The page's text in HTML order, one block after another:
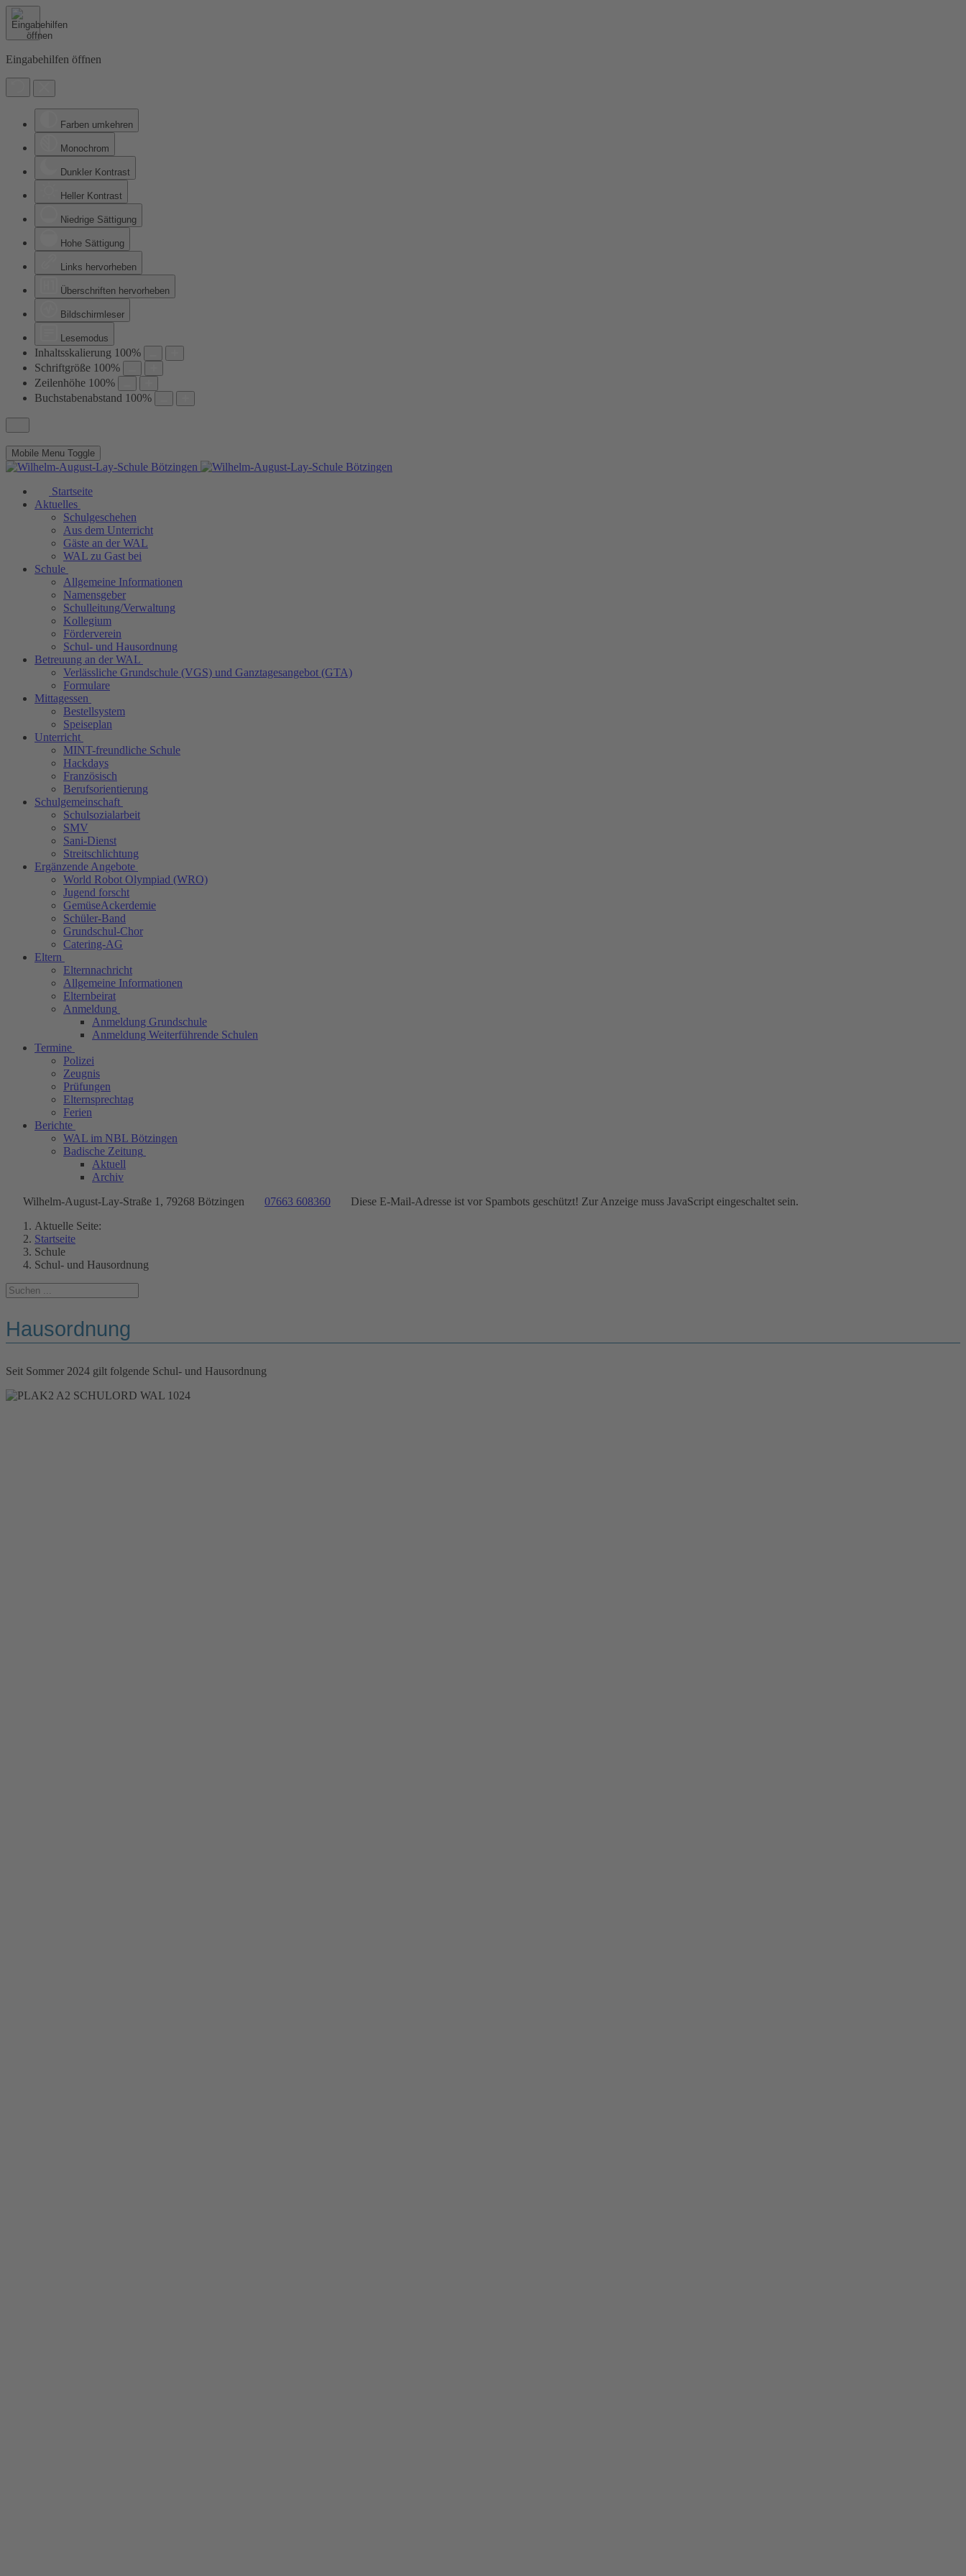
Eingabehilfen öffnen
Farben umkehren
Monochrom
Dunkler Kontrast
Heller Kontrast
Niedrige Sättigung
Hohe Sättigung
Links hervorheben
Überschriften hervorheben
Bildschirmleser
Lesemodus
Inhaltsskalierung 100%
Schriftgröße 100%
Zeilenhöhe 100%
Buchstabenabstand 100%
Mobile Menu Toggle
Startseite
Aktuelles
Schulgeschehen
Aus dem Unterricht
Gäste an der WAL
WAL zu Gast bei
Schule
Allgemeine Informationen
Namensgeber
Schulleitung/Verwaltung
Kollegium
Förderverein
Schul- und Hausordnung
Betreuung an der WAL
Verlässliche Grundschule (VGS) und Ganztagesangebot (GTA)
Formulare
Mittagessen
Bestellsystem
Speiseplan
Unterricht
MINT-freundliche Schule
Hackdays
Französisch
Berufsorientierung
Schulgemeinschaft
Schulsozialarbeit
SMV
Sani-Dienst
Streitschlichtung
Ergänzende Angebote
World Robot Olympiad (WRO)
Jugend forscht
GemüseAckerdemie
Schüler-Band
Grundschul-Chor
Catering-AG
Eltern
Elternnachricht
Allgemeine Informationen
Elternbeirat
Anmeldung
Anmeldung Grundschule
Anmeldung Weiterführende Schulen
Termine
Polizei
Zeugnis
Prüfungen
Elternsprechtag
Ferien
Berichte
WAL im NBL Bötzingen
Badische Zeitung
Aktuell
Archiv
Wilhelm-August-Lay-Straße 1, 79268 Bötzingen
07663 608360
Diese E-Mail-Adresse ist vor Spambots geschützt! Zur Anzeige muss JavaScript eingeschaltet sein.
Aktuelle Seite:
Startseite
Schule
Schul- und Hausordnung
Hausordnung
Seit Sommer 2024 gilt folgende Schul- und Hausordnung